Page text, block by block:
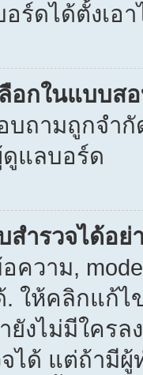
ร์ดได้ตั้งเอา
อกในแบบส
ถามถูกจำ
แลบอร์ด
ำรวจได้อย่
วาม,
. ให้คลิกแก้
ยังไม่มีใคร
ได้ แต่ถ้ามีผู้